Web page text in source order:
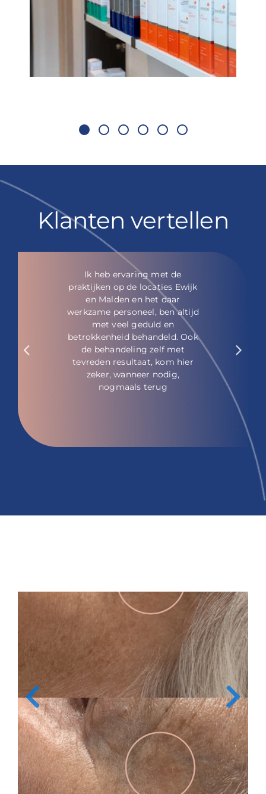
Klanten vertellen
Je wordt vriendelijk en
professioneel geholpen. Er
wordt prima advies gegeven
zonder hierbij opdringerig te
zijn.